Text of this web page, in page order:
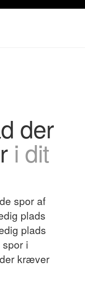
der
i dit
spor af
plads
plads
i
kræver